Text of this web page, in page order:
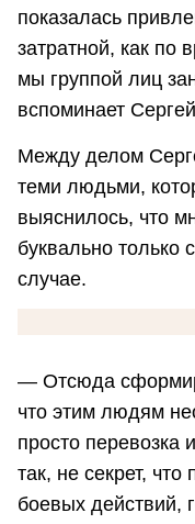
показалась
затратной, как по
мы группой лиц
вспоминает
Между делом
теми людьми,
выяснилось, что
буквально только
случае.
— Отсюда
что этим людям
просто перевозка
так, не секрет,
боевых действий,